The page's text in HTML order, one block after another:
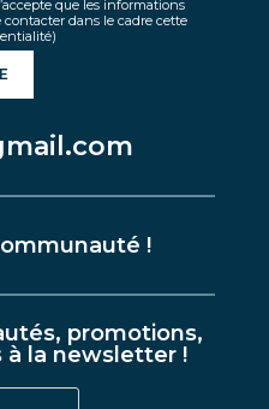
que les informations
contacter dans le cadre cette
!
promotions,
à la newsletter !